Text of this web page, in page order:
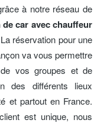
à notre réseau de
car avec chauffeur
La réservation pour une
va vous permettre
vos groupes et de
des différents lieux
et partout en France.
est unique, nous